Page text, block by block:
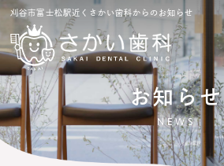
刈谷市富士松駅近くさかい歯科からのお知らせ
お知らせ
NEWS